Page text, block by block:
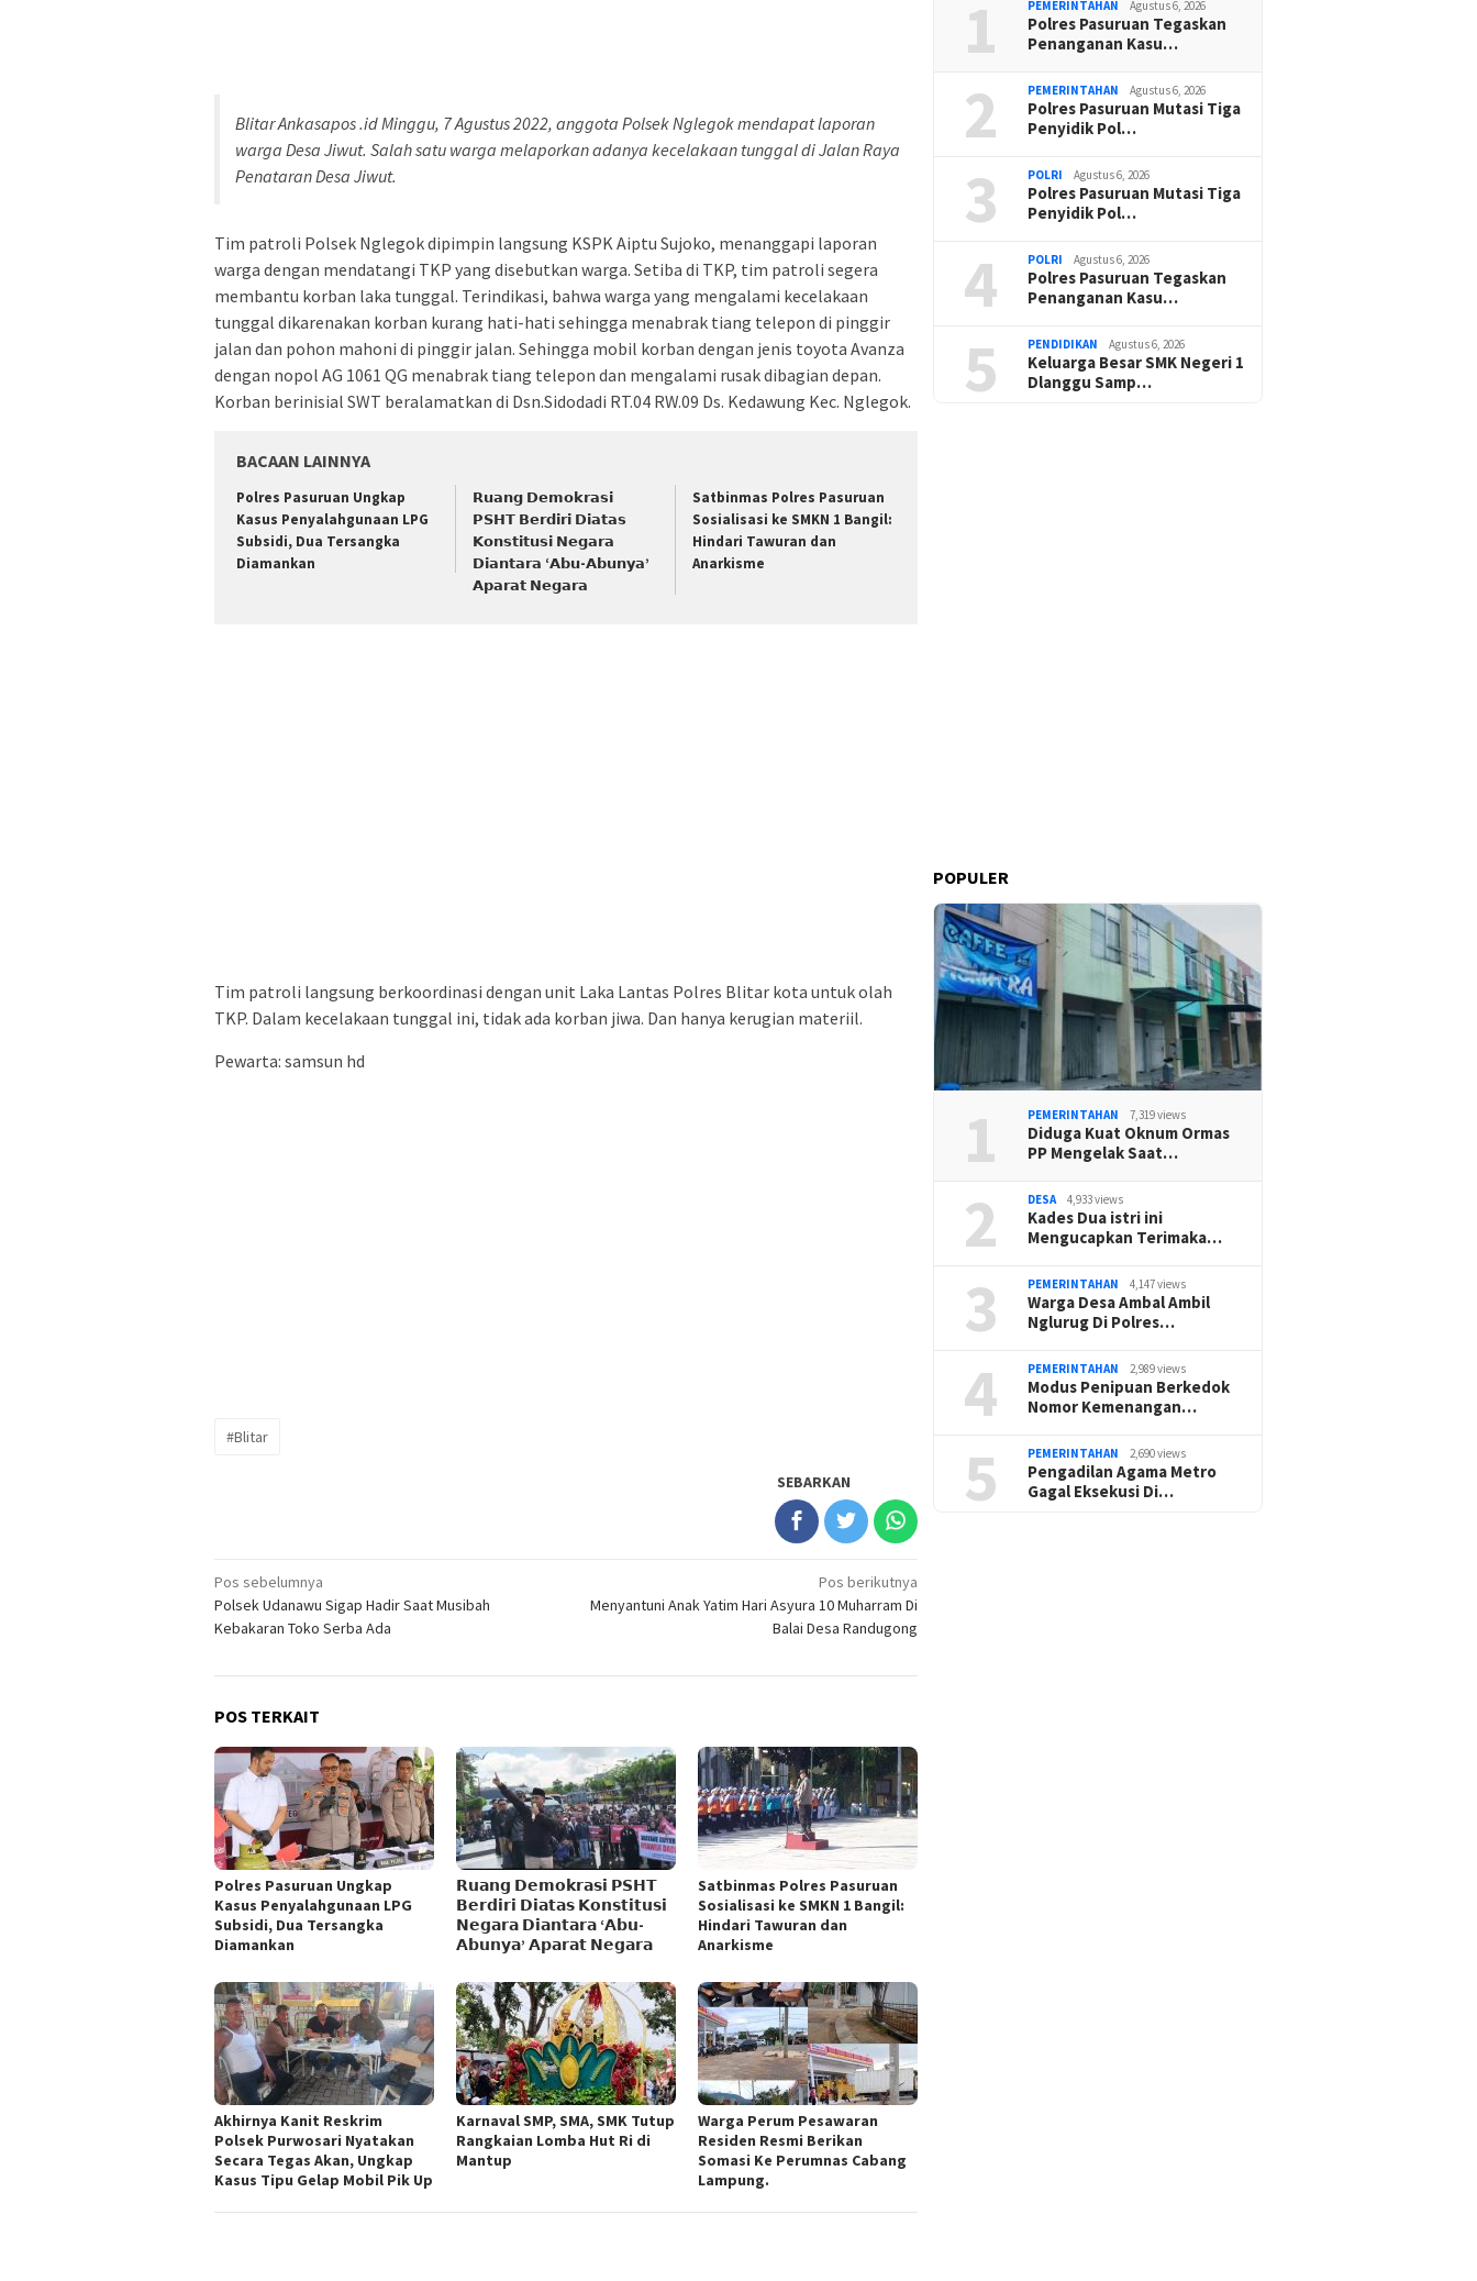
Blitar Ankasapos .id Minggu, 7 Agustus 2022, anggota Polsek Nglegok mendapat laporan
warga Desa Jiwut. Salah satu warga melaporkan adanya kecelakaan tunggal di Jalan Raya
Penataran Desa Jiwut.
Tim patroli Polsek Nglegok dipimpin langsung KSPK Aiptu Sujoko, menanggapi laporan
warga dengan mendatangi TKP yang disebutkan warga. Setiba di TKP, tim patroli segera
membantu korban laka tunggal. Terindikasi, bahwa warga yang mengalami kecelakaan
tunggal dikarenakan korban kurang hati-hati sehingga menabrak tiang telepon di pinggir
jalan dan pohon mahoni di pinggir jalan. Sehingga mobil korban dengan jenis toyota Avanza
dengan nopol AG 1061 QG menabrak tiang telepon dan mengalami rusak dibagian depan.
Korban berinisial SWT beralamatkan di Dsn.Sidodadi RT.04 RW.09 Ds. Kedawung Kec. Nglegok.
BACAAN LAINNYA
Polres Pasuruan Ungkap
Kasus Penyalahgunaan LPG
Subsidi, Dua Tersangka
Diamankan
𝗥𝘂𝗮𝗻𝗴 𝗗𝗲𝗺𝗼𝗸𝗿𝗮𝘀𝗶
𝗣𝗦𝗛𝗧 𝗕𝗲𝗿𝗱𝗶𝗿𝗶 𝗗𝗶𝗮𝘁𝗮𝘀
𝗞𝗼𝗻𝘀𝘁𝗶𝘁𝘂𝘀𝗶 𝗡𝗲𝗴𝗮𝗿𝗮
𝗗𝗶𝗮𝗻𝘁𝗮𝗿𝗮 ‘𝗔𝗯𝘂-𝗔𝗯𝘂𝗻𝘆𝗮’
𝗔𝗽𝗮𝗿𝗮𝘁 𝗡𝗲𝗴𝗮𝗿𝗮
Satbinmas Polres Pasuruan
Sosialisasi ke SMKN 1 Bangil:
Hindari Tawuran dan
Anarkisme
Tim patroli langsung berkoordinasi dengan unit Laka Lantas Polres Blitar kota untuk olah
TKP. Dalam kecelakaan tunggal ini, tidak ada korban jiwa. Dan hanya kerugian materiil.
Pewarta: samsun hd
#Blitar
SEBARKAN
Navigasi
pos
Pos sebelumnya
Polsek Udanawu Sigap Hadir Saat Musibah
Kebakaran Toko Serba Ada
Pos berikutnya
Menyantuni Anak Yatim Hari Asyura 10 Muharram Di
Balai Desa Randugong
POS TERKAIT
Polres Pasuruan Ungkap
Kasus Penyalahgunaan LPG
Subsidi, Dua Tersangka
Diamankan
𝗥𝘂𝗮𝗻𝗴 𝗗𝗲𝗺𝗼𝗸𝗿𝗮𝘀𝗶 𝗣𝗦𝗛𝗧
𝗕𝗲𝗿𝗱𝗶𝗿𝗶 𝗗𝗶𝗮𝘁𝗮𝘀 𝗞𝗼𝗻𝘀𝘁𝗶𝘁𝘂𝘀𝗶
𝗡𝗲𝗴𝗮𝗿𝗮 𝗗𝗶𝗮𝗻𝘁𝗮𝗿𝗮 ‘𝗔𝗯𝘂-
𝗔𝗯𝘂𝗻𝘆𝗮’ 𝗔𝗽𝗮𝗿𝗮𝘁 𝗡𝗲𝗴𝗮𝗿𝗮
Satbinmas Polres Pasuruan
Sosialisasi ke SMKN 1 Bangil:
Hindari Tawuran dan
Anarkisme
Akhirnya Kanit Reskrim
Polsek Purwosari Nyatakan
Secara Tegas Akan, Ungkap
Kasus Tipu Gelap Mobil Pik Up
Karnaval SMP, SMA, SMK Tutup
Rangkaian Lomba Hut Ri di
Mantup
Warga Perum Pesawaran
Residen Resmi Berikan
Somasi Ke Perumnas Cabang
Lampung.
1 PEMERINTAHAN Agustus 6, 2026
Polres Pasuruan Tegaskan
Penanganan Kasu…
2 PEMERINTAHAN Agustus 6, 2026
Polres Pasuruan Mutasi Tiga
Penyidik Pol…
3 POLRI Agustus 6, 2026
Polres Pasuruan Mutasi Tiga
Penyidik Pol…
4 POLRI Agustus 6, 2026
Polres Pasuruan Tegaskan
Penanganan Kasu…
5 PENDIDIKAN Agustus 6, 2026
Keluarga Besar SMK Negeri 1
Dlanggu Samp…
POPULER
1 PEMERINTAHAN 7,319 views
Diduga Kuat Oknum Ormas
PP Mengelak Saat…
2 DESA 4,933 views
Kades Dua istri ini
Mengucapkan Terimaka…
3 PEMERINTAHAN 4,147 views
Warga Desa Ambal Ambil
Nglurug Di Polres…
4 PEMERINTAHAN 2,989 views
Modus Penipuan Berkedok
Nomor Kemenangan…
5 PEMERINTAHAN 2,690 views
Pengadilan Agama Metro
Gagal Eksekusi Di…